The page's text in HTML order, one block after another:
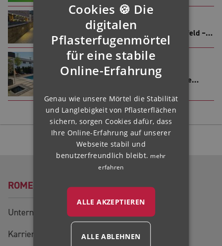
5/11/2025
Langzeitqualität im historischen Umfeld –
ROMEX® System RSG5 überzeugt im
Herzen Frankfurts
3/20/2025
Eine feste Verbindung für keramische
Folgen Sie uns:
ROMEX®
Unternehmen
Karriere
FRENCH
FINNISH
NORWEGIAN
HUNGARIAN
Cookies 🍪 Die
digitalen
Pflasterfugenmörtel
für eine stabile
Online-Erfahrung
Genau wie unsere Mörtel die Stabilität
und Langlebigkeit von Pflasterflächen
sichern, sorgen Cookies dafür, dass
Ihre Online-Erfahrung auf unserer
Webseite stabil und
benutzerfreundlich bleibt. mehr
erfahren
ALLE AKZEPTIEREN
ALLE ABLEHNEN